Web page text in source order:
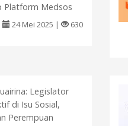
Platform Medsos
24 Mei 2025 | 630
Legislator
di Isu Sosial,
Perempuan